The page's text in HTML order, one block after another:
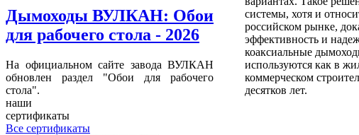
Дымоходы ВУЛКАН: Обои
для рабочего стола - 2026
На официальном сайте завода ВУЛКАН
обновлен раздел "Обои для рабочего
стола".
системы, хотя и
российском рынке,
эффективность и
коаксиальные
используются как в
коммерческом
десятков лет.
наши
сертификаты
Все сертификаты